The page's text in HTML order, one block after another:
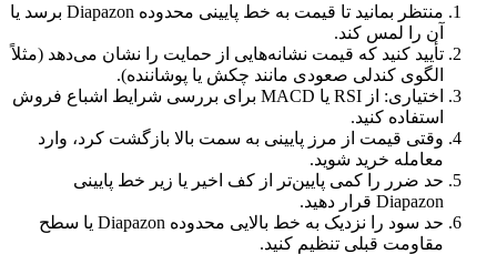
منتظر بمانید تا قیمت به خط پایینی محدوده Diapazon برسد یا
آن را لمس کند.
تأیید کنید که قیمت نشانه‌هایی از حمایت را نشان می‌دهد (مثلاً
الگوی کندلی صعودی مانند چکش یا پوشاننده).
اختیاری: از RSI یا MACD برای بررسی شرایط اشباع فروش
استفاده کنید.
وقتی قیمت از مرز پایینی به سمت بالا بازگشت کرد، وارد
معامله خرید شوید.
حد ضرر را کمی پایین‌تر از کف اخیر یا زیر خط پایینی
Diapazon قرار دهید.
حد سود را نزدیک به خط بالایی محدوده Diapazon یا سطح
مقاومت قبلی تنظیم کنید.